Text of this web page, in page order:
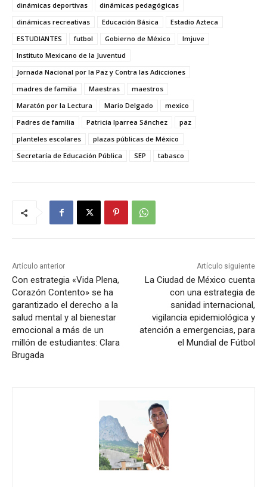
dinámicas deportivas
dinámicas pedagógicas
dinámicas recreativas
Educación Básica
Estadio Azteca
ESTUDIANTES
futbol Gobierno de México
Imjuve
Instituto Mexicano de la Juventud
Jornada Nacional por la Paz y Contra las Adicciones
madres de familia
Maestras
maestros
Maratón por la Lectura
Mario Delgado
mexico
Padres de familia
Patricia Iparrea Sánchez
paz
planteles escolares
plazas públicas de México
Secretaría de Educación Pública
SEP tabasco
Artículo anterior
Con estrategia «Vida Plena,
Corazón Contento» se ha
garantizado el derecho a la
salud mental y al bienestar
emocional a más de un
millón de estudiantes: Clara
Brugada
Artículo siguiente
La Ciudad de México cuenta
con una estrategia de
sanidad internacional,
vigilancia epidemiológica y
atención a emergencias, para
el Mundial de Fútbol